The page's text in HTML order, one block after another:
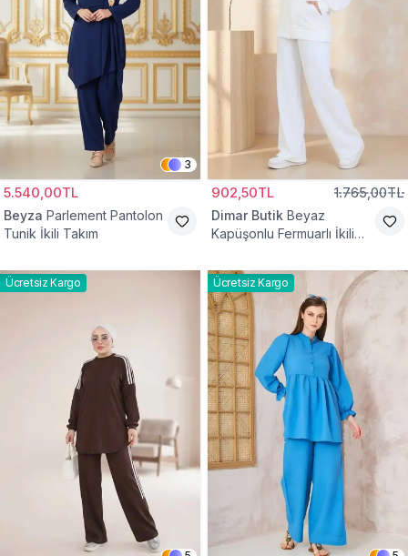
3
5.540,00TL
Beyza Parlement Pantolon
Tunik İkili Takım
902,50TL 1.765,00TL
Dimar Butik Beyaz
Kapüşonlu Fermuarlı İkili
Ücretsiz Kargo Ücretsiz Kargo